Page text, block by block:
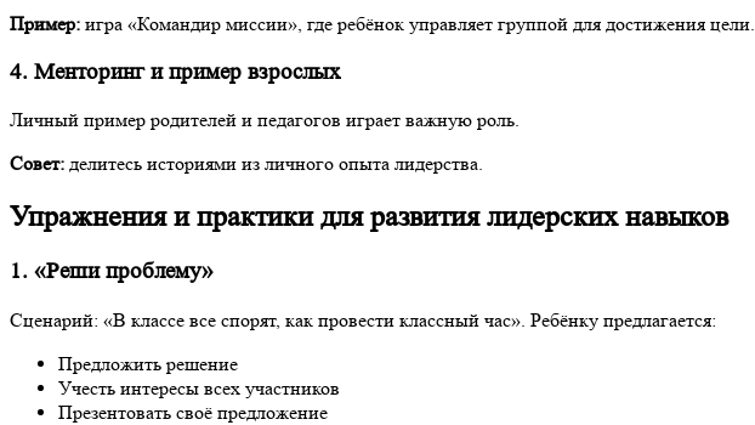
Пример: игра «Командир миссии», где ребёнок управляет группой для достижения цели.
4. Менторинг и пример взрослых
Личный пример родителей и педагогов играет важную роль.
Совет: делитесь историями из личного опыта лидерства.
Упражнения и практики для развития лидерских навыков
1. «Реши проблему»
Сценарий: «В классе все спорят, как провести классный час». Ребёнку предлагается:
Предложить решение
Учесть интересы всех участников
Презентовать своё предложение